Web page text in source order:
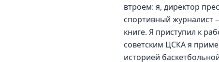
втроем: я, директор
спортивный журналист
книге. Я приступил к
советским ЦСКА я
историей